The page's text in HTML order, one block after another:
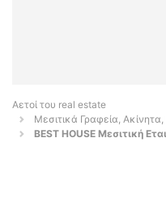
Αετοί του real estate
Μεσιτικά Γραφεία,
BEST HOUSE Μεσιτική